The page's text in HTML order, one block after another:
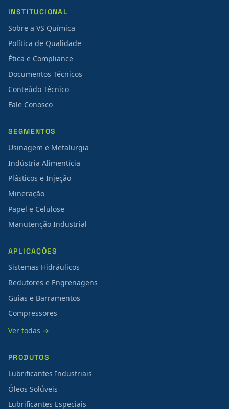
INSTITUCIONAL
Sobre a VS Química
Política de Qualidade
Ética e Compliance
Documentos Técnicos
Conteúdo Técnico
Fale Conosco
SEGMENTOS
Usinagem e Metalurgia
Indústria Alimentícia
Plásticos e Injeção
Mineração
Papel e Celulose
Manutenção Industrial
APLICAÇÕES
Sistemas Hidráulicos
Redutores e Engrenagens
Guias e Barramentos
Compressores
Ver todas →
PRODUTOS
Lubrificantes Industriais
Óleos Solúveis
Lubrificantes Especiais